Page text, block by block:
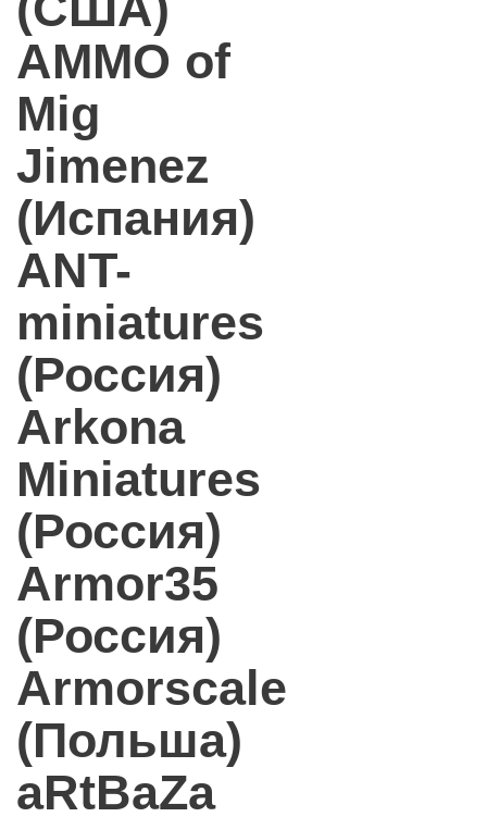
AMMO of
Mig
Jimenez
(Испания)
ANT-
miniatures
(Россия)
Arkona
Miniatures
(Россия)
Armor35
(Россия)
Armorscale
(Польша)
aRtBaZa